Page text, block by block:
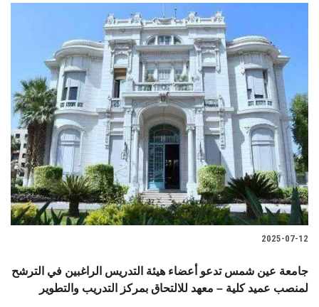
2025-07-12
جامعة عين شمس تدعو أعضاء هيئة التدريس الراغبين في الترشح
لمنصب عميد كلية – معهد للالتحاق بمركز التدريب والتطوير